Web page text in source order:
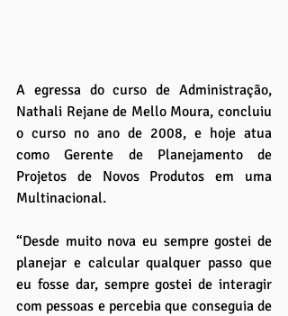
A egressa do curso de Administração,
Nathali Rejane de Mello Moura, concluiu
o curso no ano de 2008, e hoje atua
como Gerente de Planejamento de
Projetos de Novos Produtos em uma
Multinacional.
“Desde muito nova eu sempre gostei de
planejar e calcular qualquer passo que
eu fosse dar, sempre gostei de interagir
com pessoas e percebia que conseguia de